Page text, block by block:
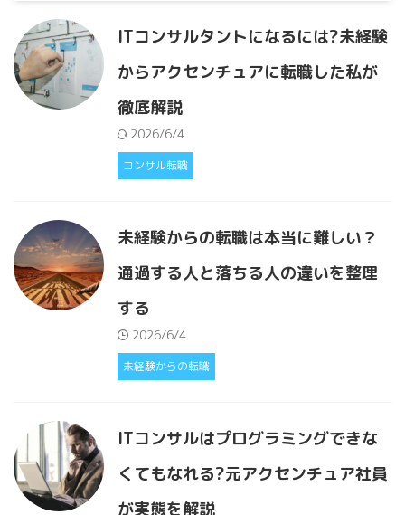
ITコンサルタントになるには?未経験
からアクセンチュアに転職した私が
徹底解説
2026/6/4
コンサル転職
未経験からの転職は本当に難しい？
通過する人と落ちる人の違いを整理
する
2026/6/4
未経験からの転職
ITコンサルはプログラミングできな
くてもなれる?元アクセンチュア社員
が実態を解説